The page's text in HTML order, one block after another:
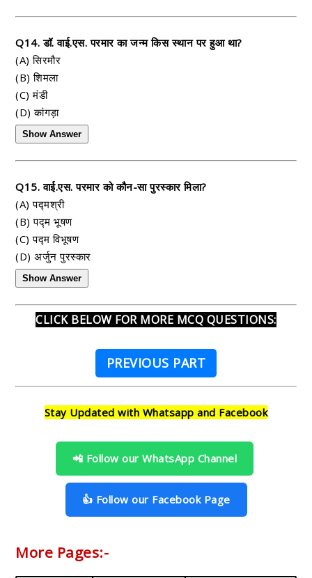
Q14. डॉ. वाई.एस. परमार का जन्म किस स्थान पर हुआ था?
(A) सिरमौर
(B) शिमला
(C) मंडी
(D) कांगड़ा
Show Answer
Q15. वाई.एस. परमार को कौन-सा पुरस्कार मिला?
(A) पद्मश्री
(B) पद्म भूषण
(C) पद्म विभूषण
(D) अर्जुन पुरस्कार
Show Answer
CLICK BELOW FOR MORE MCQ QUESTIONS:
PREVIOUS PART
Stay Updated with Whatsapp and Facebook
📲 Follow our WhatsApp Channel
👍 Follow our Facebook Page
More Pages:-